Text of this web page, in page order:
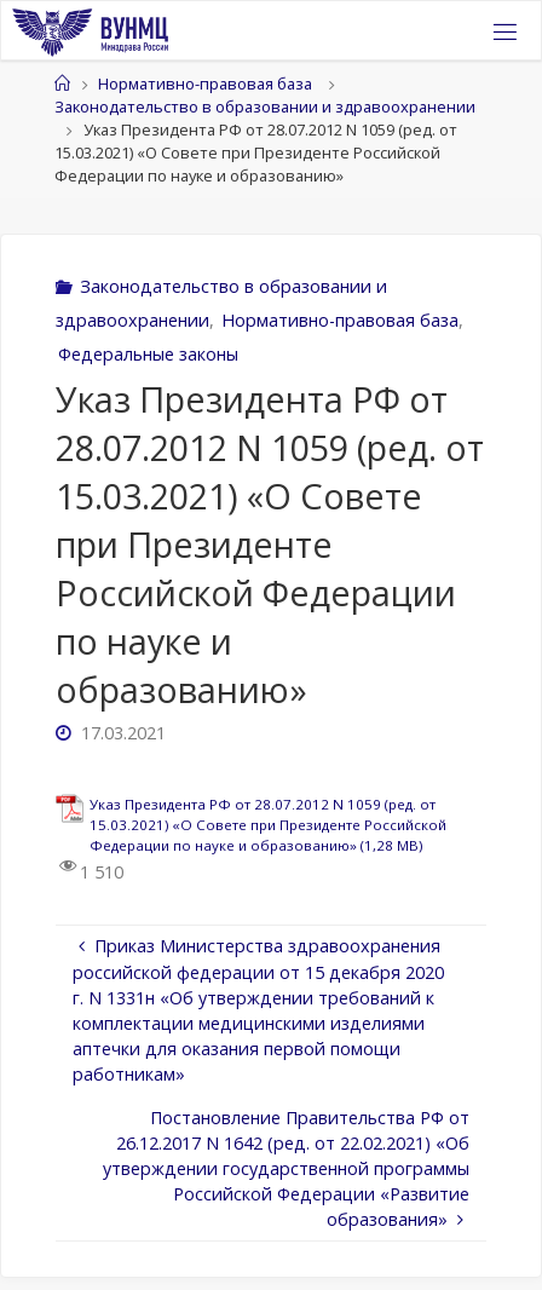
Перейти
содержимому
ГлавнаяНормативно-правовая база
Законодательство в образовании и здравоохранении
Указ Президента РФ от 28.07.2012 N 1059 (ред. от
15.03.2021) «О Совете при Президенте Российской
Федерации по науке и образованию»
Законодательство в образовании и
здравоохранении, Нормативно-правовая база,
Федеральные законы
Указ Президента РФ от
28.07.2012 N 1059 (ред. от
15.03.2021) «О Совете
при Президенте
Российской Федерации
по науке и
образованию»
17.03.2021
Указ Президента РФ от 28.07.2012 N 1059 (ред. от
15.03.2021) «О Совете при Президенте Российской
Федерации по науке и образованию»
1 510
Приказ Министерства здравоохранения
российской федерации от 15 декабря 2020
г. N 1331н «Об утверждении требований к
комплектации медицинскими изделиями
аптечки для оказания первой помощи
работникам»
Постановление Правительства РФ от
26.12.2017 N 1642 (ред. от 22.02.2021) «Об
утверждении государственной программы
Российской Федерации «Развитие
образования»